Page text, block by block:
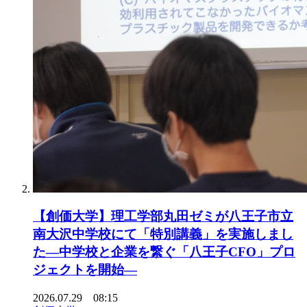
【創価大学】理工学部丸田ゼミが八王子市立
南大沢中学校にて「特別講義」を実施しまし
た―中学校と企業を繋ぐ「八王子CFO」プロ
ジェクトを開始―
2026.07.29 08:15